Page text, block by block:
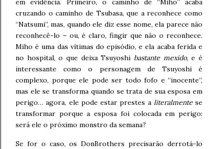
em evidência. Primeiro, o caminho de “Miho” acaba
cruzando o caminho de Tsubasa, que a reconhece como
“Natsumi”, mas, quando ele diz esse nome, ela parece não
reconhecê-lo – ou, é claro, fingir que não o reconhece.
Miho é uma das vítimas do episódio, e ela acaba ferida e
no hospital, o que deixa Tsuyoshi bastante mexido, e é
interessante como o personagem de Tsuyoshi é
complexo, porque ele pode ser todo fofo e “inocente”,
mas ele se transforma quando se trata de sua esposa em
perigo… agora, ele pode estar prestes a literalmentese
transformar porque a esposa foi colocada em perigo:
será ele o próximo monstro da semana?
Se for o caso, os DonBrothers precisarão derrotá-lo